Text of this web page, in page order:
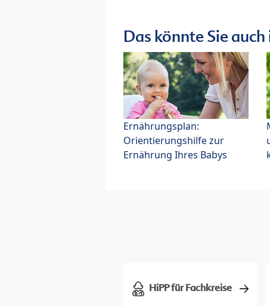
Das könnte Sie
Ernährungsplan:
Orientierungshilfe zur
Ernährung Ihres Babys
HiPP für Fachkreise